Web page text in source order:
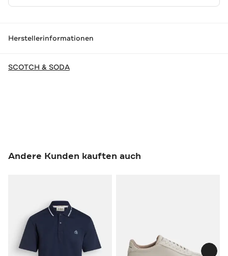
Herstellerinformationen
SCOTCH & SODA
Andere Kunden kauften auch